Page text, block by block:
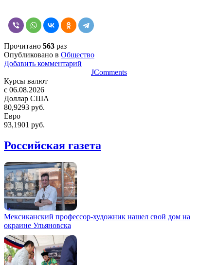
Прочитано 563 раз
Опубликовано в Общество
Добавить комментарий
JComments
Курсы валют
c 06.08.2026
Доллар США
80,9293 руб.
Евро
93,1901 руб.
Российская газета
Мексиканский профессор-художник нашел свой дом на
окраине Ульяновска